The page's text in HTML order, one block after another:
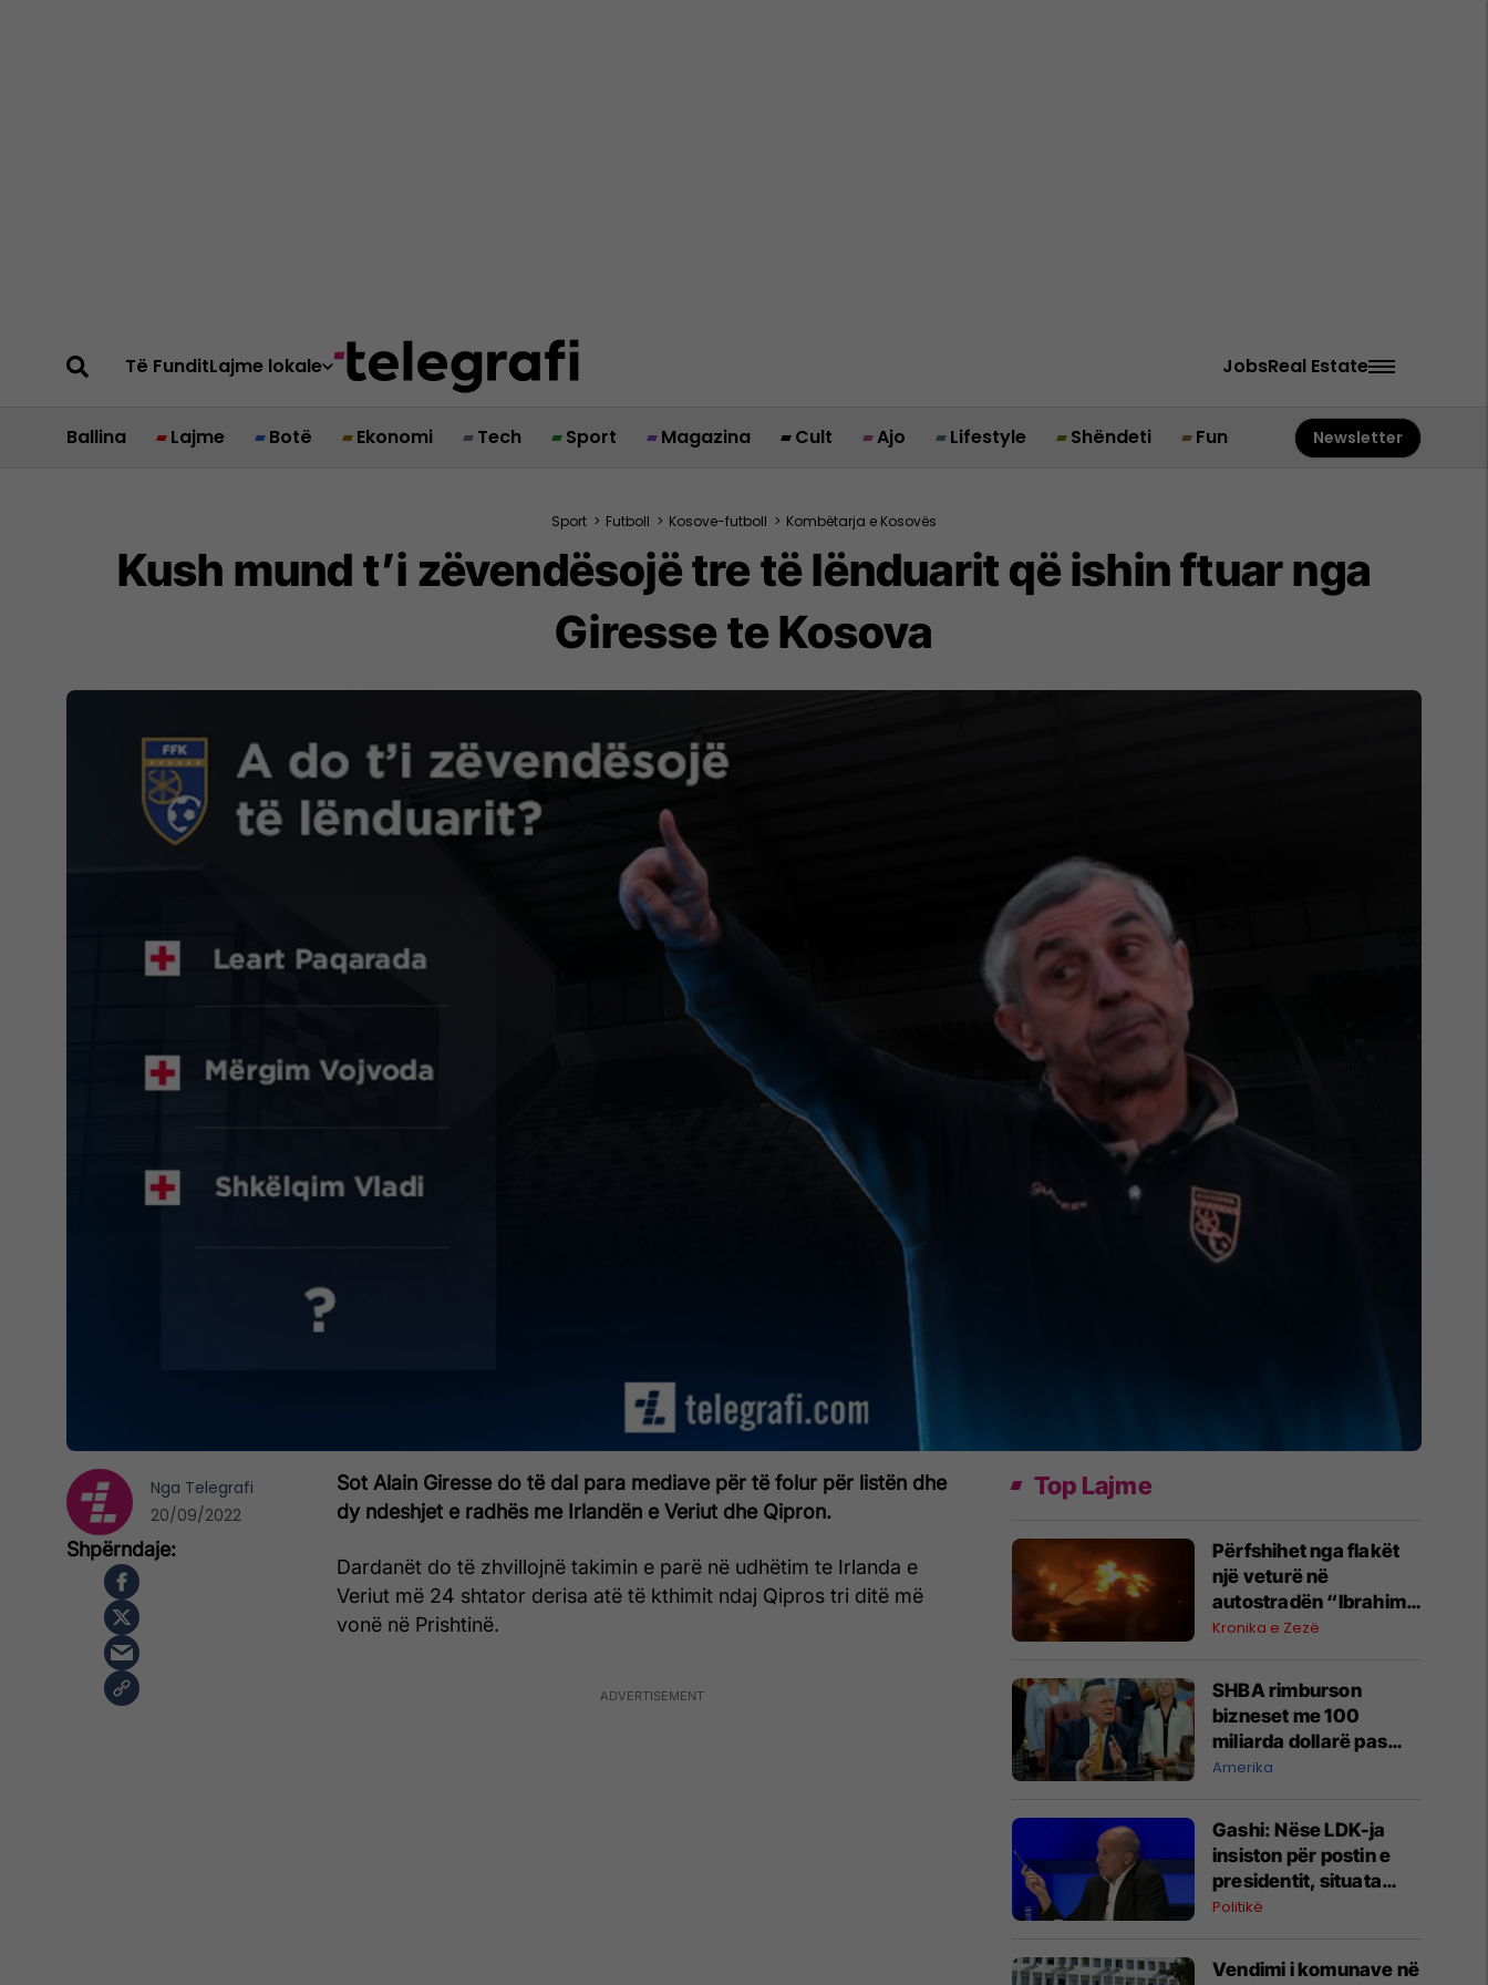
Të FunditLajme lokale JobsReal Estate
Ballina Lajme Botë Ekonomi Tech Sport Magazina Cult Ajo Lifestyle Shëndeti Fun Newsletter
Sport > Futboll > Kosove-futboll > Kombëtarja e Kosovës
Kush mund t’i zëvendësojë tre të lënduarit që ishin ftuar nga
Giresse te Kosova
Sot Alain Giresse do të dal para mediave për të folur për listën dhe
dy ndeshjet e radhës me Irlandën e Veriut dhe Qipron.
Dardanët do të zhvillojnë takimin e parë në udhëtim te Irlanda e
Veriut më 24 shtator derisa atë të kthimit ndaj Qipros tri ditë më
vonë në Prishtinë.
Nga Telegrafi
20/09/2022
Top Lajme
Përfshihet nga flakët
një veturë në
autostradën “Ibrahim
Rugova”
Kronika e Zezë
SHBA rimburson
bizneset me 100
miliarda dollarë pas
anulimit të tarifave të
Amerika
Gashi: Nëse LDK-ja
insiston për postin e
presidentit, situata
komplikohet - pres që
Politikë
Vendimi i komunave në